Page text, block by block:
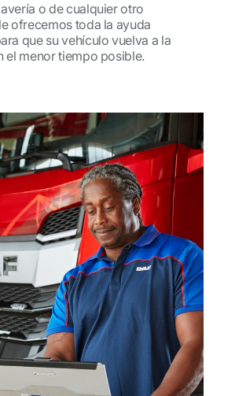
o de cualquier otro
ofrecemos toda la ayuda
que su vehículo vuelva a la
el menor tiempo posible.